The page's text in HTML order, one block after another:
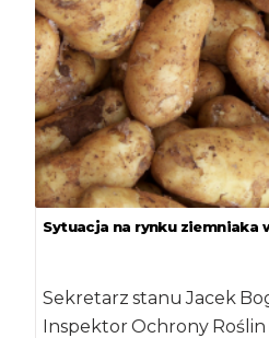
Sytuacja na rynku ziemniaka
Sekretarz stanu Jacek
Inspektor Ochrony Roślin